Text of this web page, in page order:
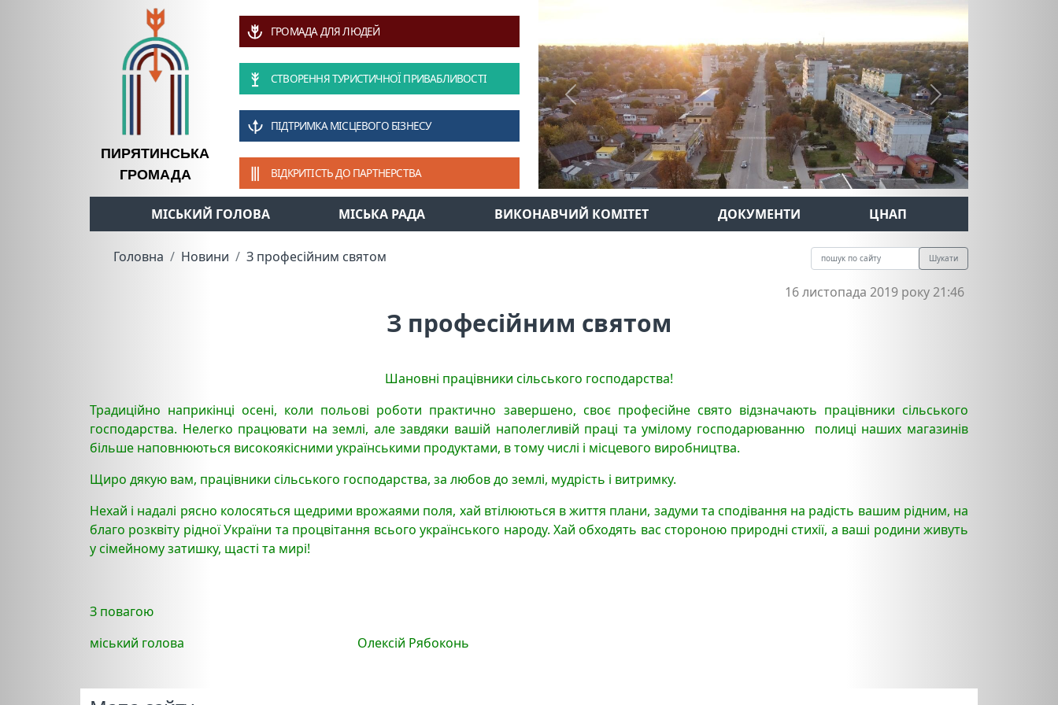
ПИРЯТИНСЬКА
ГРОМАДА
ГРОМАДА ДЛЯ ЛЮДЕЙ
СТВОРЕННЯ ТУРИСТИЧНОЇ ПРИВАБЛИВОСТІ
ПІДТРИМКА МІСЦЕВОГО БІЗНЕСУ
ВІДКРИТІСТЬ ДО ПАРТНЕРСТВА
Previous Next
МІСЬКИЙ ГОЛОВА МІСЬКА РАДА ВИКОНАВЧИЙ КОМІТЕТ ДОКУМЕНТИ ЦНАП
Головна Новини З професійним святом Шукати
16 листопада 2019 року 21:46
З професійним святом
Шановні працівники сільського господарства!
Традиційно наприкінці осені, коли польові роботи практично завершено, своє професійне свято відзначають працівники сільського
господарства. Нелегко працювати на землі, але завдяки вашій наполегливій праці та умілому господарюванню полиці наших магазинів
більше наповнюються високоякісними українськими продуктами, в тому числі і місцевого виробництва.
Щиро дякую вам, працівники сільського господарства, за любов до землі, мудрість і витримку.
Нехай і надалі рясно колосяться щедрими врожаями поля, хай втілюються в життя плани, задуми та сподівання на радість вашим рідним, на
благо розквіту рідної України та процвітання всього українського народу. Хай обходять вас стороною природні стихії, а ваші родини живуть
у сімейному затишку, щасті та мирі!
З повагою
міський голова Олексій Рябоконь